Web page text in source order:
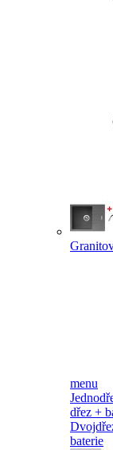
menu
dřez +
baterie